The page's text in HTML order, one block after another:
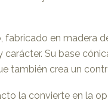
fabricado en madera
carácter. Su base
también crea un
la convierte en la